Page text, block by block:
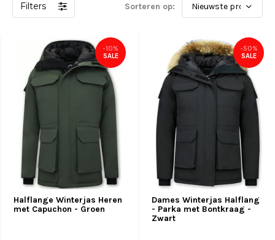
Filters Sorteren op:
Halflange Winterjas Heren
met Capuchon - Groen
-10%
SALE
Dames Winterjas Halflang
- Parka met Bontkraag -
Zwart
-50%
SALE